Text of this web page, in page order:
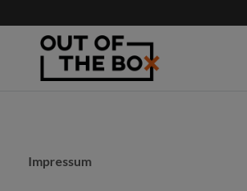
Impressum